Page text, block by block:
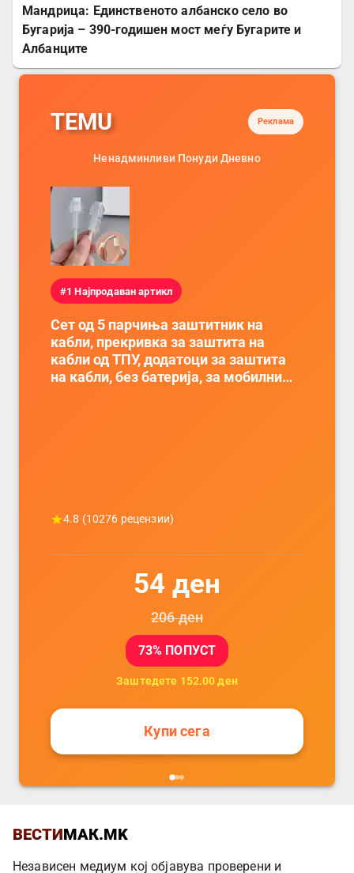
Мандрица: Единственото албанско село во
Бугарија – 390-годишен мост меѓу Бугарите и
Албанците
TEMU Реклама
Ненадминливи Понуди Дневно
#1 Најпродаван артикл
Сет од 5 парчиња заштитник на
кабли, прекривка за заштита на
кабли од ТПУ, додатоци за заштита
на кабли, без батерија, за мобилни
4.8 (10276 рецензии)
54 ден
206ден
73% ПОПУСТ
Заштедете 152.00 ден
Купи сега
ВЕСТИМАК.MK
Независен медиум кој објавува проверени и